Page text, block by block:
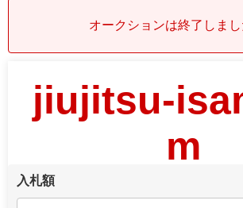
オークションは終了しまし
jiujitsu-
m
入札額